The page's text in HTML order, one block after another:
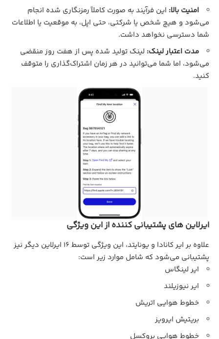
امنیت بالا: این فرآیند به صورت کاملاً رمزنگاری شده انجام
می‌شود و هیچ شخص یا شرکتی، حتی اپل، به موقعیت یا اطلاعات
شما دسترسی نخواهد داشت.
مدت اعتبار لینک: لینک تولید شده پس از هفت روز منقضی
می‌شود، اما شما می‌توانید در هر زمان اشتراک‌گذاری را متوقف
کنید.
ایرلاین های پشتیبانی کننده از این ویژگی
علاوه بر ایر کانادا و یونایتد، این ویژگی توسط 16 ایرلاین دیگر نیز
پشتیبانی می‌شود که شامل موارد زیر است:
ایر لینگاس
ایر نیوزیلند
خطوط هوایی اتریش
بریتیش ایرویز
خطوط هوایی بروکسل